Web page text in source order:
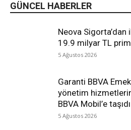
GÜNCEL HABERLER
Neova Sigorta’dan
19.9 milyar TL
5 Ağustos 2026
Garanti BBVA
yönetim
BBVA Mobil’e taşıdı
5 Ağustos 2026